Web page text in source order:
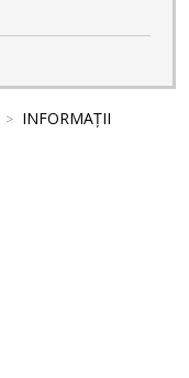
INFORMAȚII